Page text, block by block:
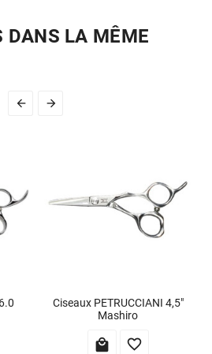
DANS LA MÊME
 
Ciseaux PETRUCCIANI 4,5"
Mashiro
 